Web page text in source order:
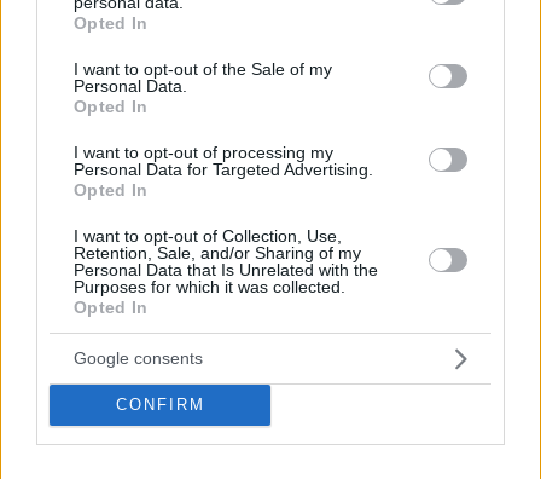
grant or deny consent to Google and its third-party tags to
use your data for below specified purposes in below Google
consent section.
Opted In
I want to opt-out of the Sale of my
Personal Data.
Opted In
I want to opt-out of processing my
Personal Data for Targeted Advertising.
Opted In
I want to opt-out of Collection, Use,
Retention, Sale, and/or Sharing of my
Personal Data that Is Unrelated with the
Purposes for which it was collected.
Opted In
Google consents
CONFIRM
ετοιμάζονται να συνοδεύσουν αύριο στην
τελευταία τους κατοικία τη μητέρα και το γιο
που χάθηκαν τόσο άδικα.
Πήρε νέα προθεσμία για να απολογηθεί ο 65χρονος
Ιταλός
Την ίδια ώρα, ενώπιον των δικαστικών αρχών
του Αιγίου οδηγήθηκεσήμερα το πρωί
ο65χρονος Ιταλός, ο οποίος βρίσκεται στο
επίκεντρο της έρευνας για το διπλό φονικό που
έχει προκαλέσει έντονη αναστάτωση στην
τοπική κοινωνία. Λίγο μετά τις 10:30 πέρασε το
κατώφλι του ανακριτή όπου ζήτησε εκ νέου
προθεσμία για να απολογηθεί αύριο (13/6).